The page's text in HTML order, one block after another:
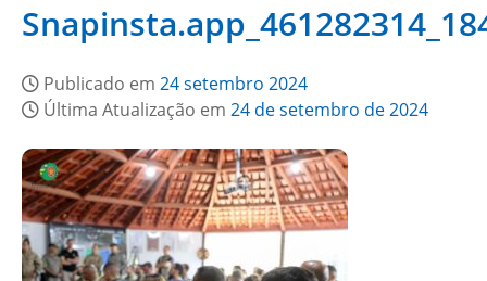
Publicado em 24 setembro 2024
Última Atualização em 24 de setembro de 2024